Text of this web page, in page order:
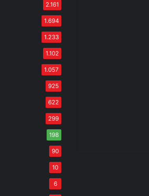
2.161
1.694
1.233
1.102
1.057
925
622
299
198
90
10
6